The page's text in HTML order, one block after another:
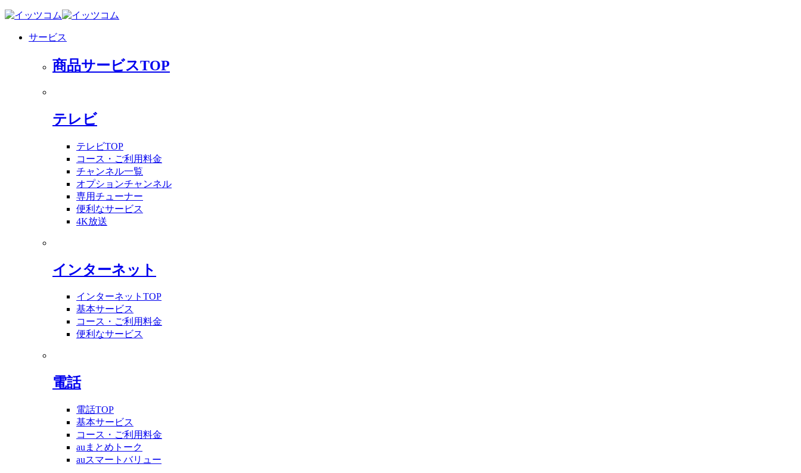
サービス
商品サービスTOP
テレビ
テレビTOP
コース・ご利用料金
チャンネル一覧
オプションチャンネル
専用チューナー
便利なサービス
4K放送
インターネット
インターネットTOP
基本サービス
コース・ご利用料金
便利なサービス
電話
電話TOP
基本サービス
コース・ご利用料金
auまとめトーク
auスマートバリュー